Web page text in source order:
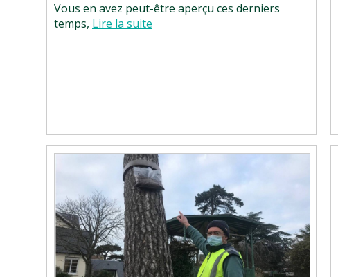
Vous en avez peut-être aperçu ces derniers
temps, Lire la suite